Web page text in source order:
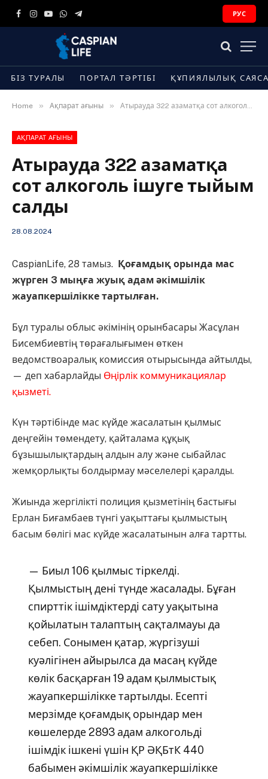
Facebook
Instagram
YouTube
WhatsApp
Telegram
РУС
БІЗ ТУРАЛЫ ПОРТАЛ ТӘРТІБІ ҚҰПИЯЛЫЛЫҚ
Home » Ақпарат ағыны » Атырауда 322 азаматқа сот алкоголь ішуге тыйым салды
АҚПАРАТ АҒЫНЫ
Атырауда 322 азаматқа
сот алкоголь ішуге тыйым
салды
28.08.2024
CaspianLife, 28 тамыз. Қоғамдық орында мас
жүрген 3 мыңға жуық адам әкімшілік
жауапкершілікке тартылған.
Бұл туралы облыс әкімінің орынбасары Жасұлан
Бисембиевтің төрағалығымен өткен
ведомствоаралық комиссия отырысында айтылды,
— деп хабарлайды Өңірлік коммуникациялар
қызметі.
Күн тәртібінде мас күйде жасалатын қылмыс
деңгейін төмендету, қайталама құқық
бұзышылықтардың алдын алу және сыбайлас
жемқорлықты болдырмау мәселелері қаралды.
Жиында жергілікті полиция қызметінің бастығы
Ерлан Биғамбаев түнгі уақыттағы қылмыстың
басым бөлігі мас күйде жасалатынын алға тартты.
— Биыл 106 қылмыс тіркелді.
Қылмыстың дені түнде жасалады. Бұған
спирттік ішімдіктерді сату уақытына
қойылатын талаптың сақталмауы да
себеп. Сонымен қатар, жүргізуші
куәлігінен айырылса да масаң күйде
көлік басқарған 19 адам қылмыстық
жауапкершілікке тартылды. Есепті
мерзімде қоғамдық орындар мен
көшелерде 2893 адам алкогольді
ішімдік ішкені үшін ҚР ӘҚБтК 440
бабымен әкімшілік жауапкершілікке